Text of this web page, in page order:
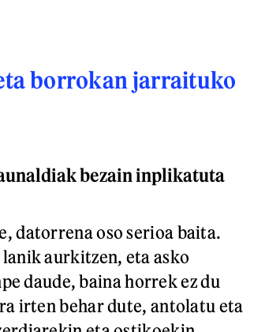
borrokan jarraituko
bezain inplikatuta
datorrena oso serioa baita.
lanik aurkitzen, eta asko
daude, baina horrek ez du
irten behar dute, antolatu eta